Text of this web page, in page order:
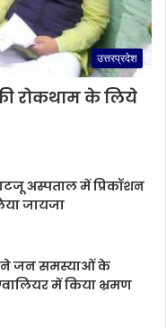
उत्तरप्रदेश
की रोकथाम के लिये
अस्पताल में प्रिकॉशन
जायजा
ने जन समस्याओं के
में किया भ्रमण